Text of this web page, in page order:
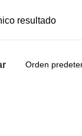
resultado